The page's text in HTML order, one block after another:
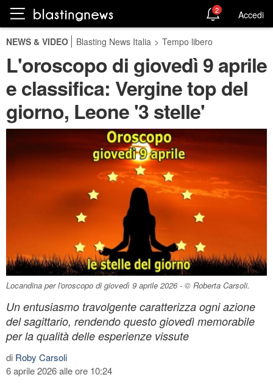
2 Accedi
NEWS & VIDEO Blasting News Italia > Tempo libero
L'oroscopo di giovedì 9 aprile
e classifica: Vergine top del
giorno, Leone '3 stelle'
Locandina per l'oroscopo di giovedì 9 aprile 2026 - © Roberta Carsoli.
Un entusiasmo travolgente caratterizza ogni azione
del sagittario, rendendo questo giovedì memorabile
per la qualità delle esperienze vissute
di Roby Carsoli
6 aprile 2026 alle ore 10:24